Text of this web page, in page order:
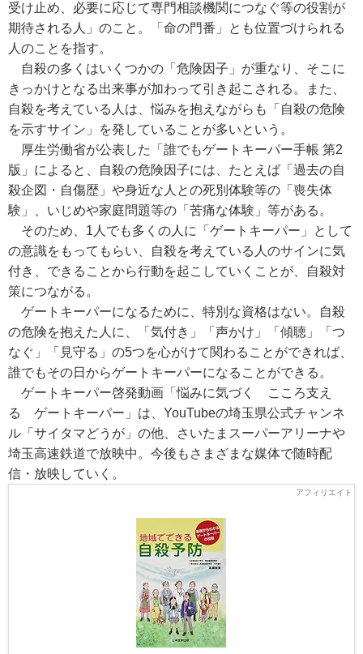
受け止め、必要に応じて専門相談機関につなぐ等の役割が
期待される人」のこと。「命の門番」とも位置づけられる
人のことを指す。
自殺の多くはいくつかの「危険因子」が重なり、そこに
きっかけとなる出来事が加わって引き起こされる。また、
自殺を考えている人は、悩みを抱えながらも「自殺の危険
を示すサイン」を発していることが多いという。
厚生労働省が公表した「誰でもゲートキーパー手帳 第2
版」によると、自殺の危険因子には、たとえば「過去の自
殺企図・自傷歴」や身近な人との死別体験等の「喪失体
験」、いじめや家庭問題等の「苦痛な体験」等がある。
そのため、1人でも多くの人に「ゲートキーパー」として
の意識をもってもらい、自殺を考えている人のサインに気
付き、できることから行動を起こしていくことが、自殺対
策につながる。
ゲートキーパーになるために、特別な資格はない。自殺
の危険を抱えた人に、「気付き」「声かけ」「傾聴」「つ
なぐ」「見守る」の5つを心がけて関わることができれば、
誰でもその日からゲートキーパーになることができる。
ゲートキーパー啓発動画「悩みに気づく こころ支え
る ゲートキーパー」は、YouTubeの埼玉県公式チャンネ
ル「サイタマどうが」の他、さいたまスーパーアリーナや
埼玉高速鉄道で放映中。今後もさまざまな媒体で随時配
信・放映していく。